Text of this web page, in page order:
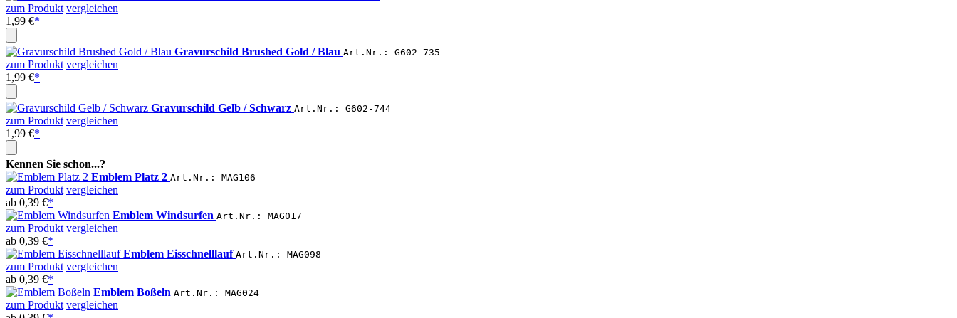
zum Produkt vergleichen
1,99 €*
Gravurschild Brushed Gold / Blau Art.Nr.: G602-735
zum Produkt vergleichen
1,99 €*
Gravurschild Gelb / Schwarz Art.Nr.: G602-744
zum Produkt vergleichen
1,99 €*
Kennen Sie schon...?
Emblem Platz 2 Art.Nr.: MAG106
zum Produkt vergleichen
ab 0,39 €*
Emblem Windsurfen Art.Nr.: MAG017
zum Produkt vergleichen
ab 0,39 €*
Emblem Eisschnelllauf Art.Nr.: MAG098
zum Produkt vergleichen
ab 0,39 €*
Emblem Boßeln Art.Nr.: MAG024
zum Produkt vergleichen